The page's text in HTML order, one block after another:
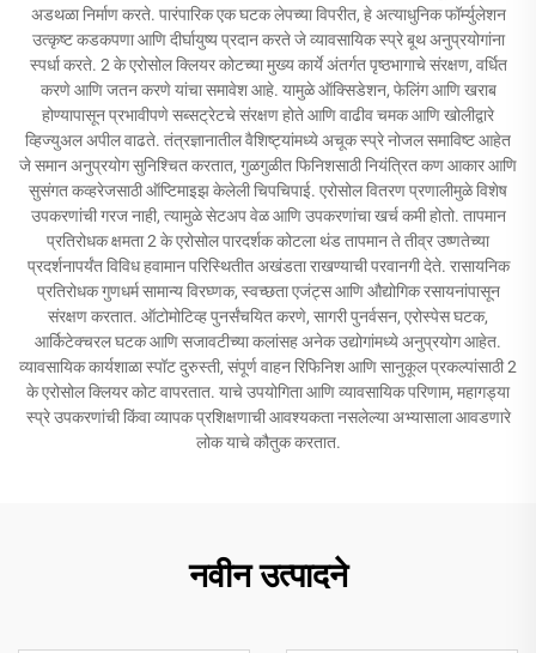
अडथळा निर्माण करते. पारंपारिक एक घटक लेपच्या विपरीत, हे अत्याधुनिक फॉर्म्युलेशन
उत्कृष्ट कडकपणा आणि दीर्घायुष्य प्रदान करते जे व्यावसायिक स्प्रे बूथ अनुप्रयोगांना
स्पर्धा करते. 2 के एरोसोल क्लियर कोटच्या मुख्य कार्ये अंतर्गत पृष्ठभागाचे संरक्षण, वर्धित
करणे आणि जतन करणे यांचा समावेश आहे. यामुळे ऑक्सिडेशन, फेलिंग आणि खराब
होण्यापासून प्रभावीपणे सब्सट्रेटचे संरक्षण होते आणि वाढीव चमक आणि खोलीद्वारे
व्हिज्युअल अपील वाढते. तंत्रज्ञानातील वैशिष्ट्यांमध्ये अचूक स्प्रे नोजल समाविष्ट आहेत
जे समान अनुप्रयोग सुनिश्चित करतात, गुळगुळीत फिनिशसाठी नियंत्रित कण आकार आणि
सुसंगत कव्हरेजसाठी ऑप्टिमाइझ केलेली चिपचिपाई. एरोसोल वितरण प्रणालीमुळे विशेष
उपकरणांची गरज नाही, त्यामुळे सेटअप वेळ आणि उपकरणांचा खर्च कमी होतो. तापमान
प्रतिरोधक क्षमता 2 के एरोसोल पारदर्शक कोटला थंड तापमान ते तीव्र उष्णतेच्या
प्रदर्शनापर्यंत विविध हवामान परिस्थितीत अखंडता राखण्याची परवानगी देते. रासायनिक
प्रतिरोधक गुणधर्म सामान्य विरघ्णक, स्वच्छता एजंट्स आणि औद्योगिक रसायनांपासून
संरक्षण करतात. ऑटोमोटिव्ह पुनर्संचयित करणे, सागरी पुनर्वसन, एरोस्पेस घटक,
आर्किटेक्चरल घटक आणि सजावटीच्या कलांसह अनेक उद्योगांमध्ये अनुप्रयोग आहेत.
व्यावसायिक कार्यशाळा स्पॉट दुरुस्ती, संपूर्ण वाहन रिफिनिश आणि सानुकूल प्रकल्पांसाठी 2
के एरोसोल क्लियर कोट वापरतात. याचे उपयोगिता आणि व्यावसायिक परिणाम, महागड्या
स्प्रे उपकरणांची किंवा व्यापक प्रशिक्षणाची आवश्यकता नसलेल्या अभ्यासाला आवडणारे
लोक याचे कौतुक करतात.
नवीन उत्पादने